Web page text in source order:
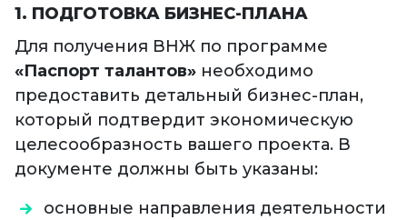
1. ПОДГОТОВКА БИЗНЕС-ПЛАНА
Для получения ВНЖ по программе
«Паспорт талантов» необходимо
предоставить детальный бизнес-план,
который подтвердит экономическую
целесообразность вашего проекта. В
документе должны быть указаны:
основные направления деятельности